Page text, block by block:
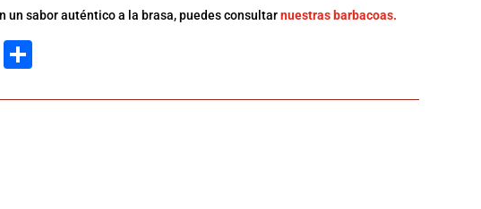
un sabor auténtico a la brasa, puedes consultarnuestras barbacoas.
Print